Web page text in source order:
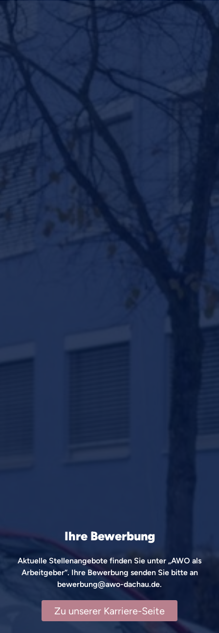
Ihre Bewerbung
Aktuelle Stellenangebote finden Sie unter „AWO als
Arbeitgeber“. Ihre Bewerbung senden Sie bitte an
bewerbung@awo-dachau.de.
Zu unserer Karriere-Seite